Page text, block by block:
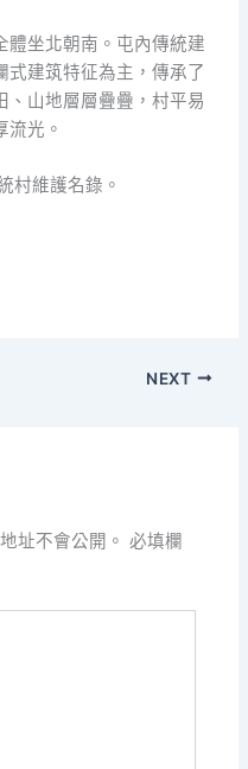
體坐北朝南。屯內傳統建
式建筑特征為主，傳承了
、山地層層疊疊，村平易
流光。
村維護名錄。
NEXT
址不會公開。 必填欄